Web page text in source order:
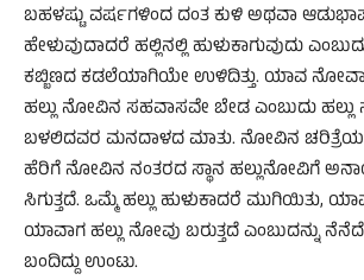
ಬಹಳಷ್ಟು ವರ್ಷಗಳಿಂದ ದಂತ ಕುಳಿ ಅಥವಾ
ಹೇಳುವುದಾದರೆ ಹಲ್ಲಿನಲ್ಲಿ ಹುಳುಕಾಗುವುದು
ಕಬ್ಬಿಣದ ಕಡಲೆಯಾಗಿಯೇ ಉಳಿದಿತ್ತು. ಯಾವ
ಹಲ್ಲು ನೋವಿನ ಸಹವಾಸವೇ ಬೇಡ ಎಂಬುದು
ಬಳಲಿದವರ ಮನದಾಳದ ಮಾತು. ನೋವಿನ
ಹೆರಿಗೆ ನೋವಿನ ನಂತರದ ಸ್ಥಾನ ಹಲ್ಲುನೋವಿಗೆ
ಸಿಗುತ್ತದೆ. ಒಮ್ಮೆ ಹಲ್ಲು ಹುಳುಕಾದರೆ ಮುಗಿಯಿತು,
ಯಾವಾಗ ಹಲ್ಲು ನೋವು ಬರುತ್ತದೆ ಎಂಬುದನ್ನು
ಬಂದಿದ್ದು ಉಂಟು.